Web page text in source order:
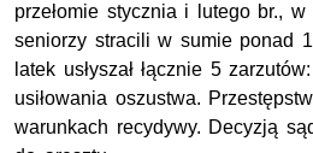
przełomie stycznia i lutego br., w
seniorzy stracili w sumie ponad
latek usłyszał łącznie 5
usiłowania oszustwa.
warunkach recydywy. Decyzją